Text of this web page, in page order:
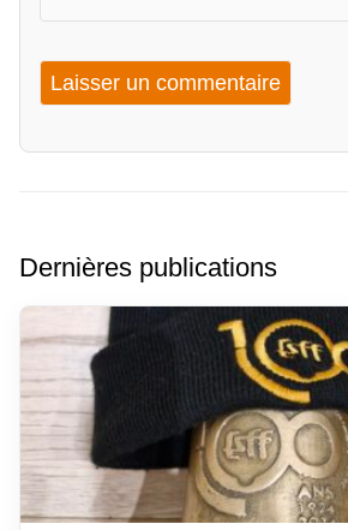
Dernières publications